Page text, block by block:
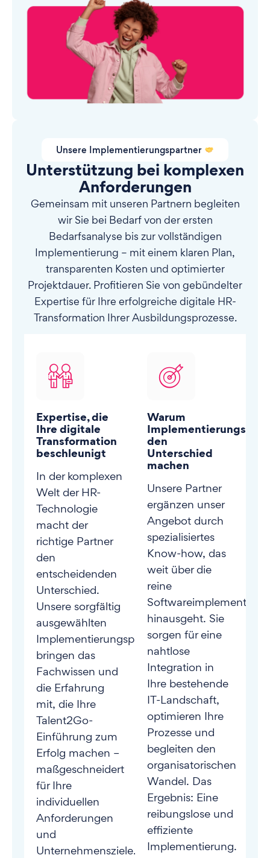
Unsere Implementierungspartner
Unterstützung bei komplexen
Anforderungen
Gemeinsam mit unseren Partnern begleiten
wir Sie bei Bedarf von der ersten
Bedarfsanalyse bis zur vollständigen
Implementierung – mit einem klaren Plan,
transparenten Kosten und optimierter
Projektdauer. Profitieren Sie von gebündelter
Expertise für Ihre erfolgreiche digitale HR-
Transformation Ihrer Ausbildungsprozesse.
Expertise, die
Ihre digitale
Transformation
beschleunigt
In der komplexen
Welt der HR-
Technologie
macht der
richtige Partner
den
entscheidenden
Unterschied.
Unsere sorgfältig
ausgewählten
Implementierungspartner
bringen das
Fachwissen und
die Erfahrung
mit, die Ihre
Talent2Go-
Einführung zum
Erfolg machen –
maßgeschneidert
für Ihre
individuellen
Anforderungen
und
Unternehmensziele.
Warum
den
Unterschied
machen
Unsere Partner
ergänzen unser
Angebot durch
spezialisiertes
Know-how, das
weit über die
reine
hinausgeht. Sie
sorgen für eine
nahtlose
Integration in
Ihre bestehende
IT-Landschaft,
optimieren Ihre
Prozesse und
begleiten den
organisatorischen
Wandel. Das
Ergebnis: Eine
reibungslose und
effiziente
Implementierung.